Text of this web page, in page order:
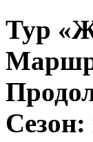
Тур
Сезон: